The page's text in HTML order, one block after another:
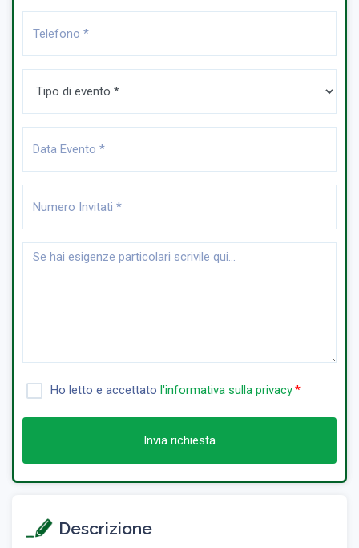
Ho letto e accettato l'informativa sulla privacy
Invia richiesta
Descrizione